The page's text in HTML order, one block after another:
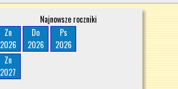
Najnowsze roczniki
Zn
2026
Do
2026
Ps
2026
Zn
2027